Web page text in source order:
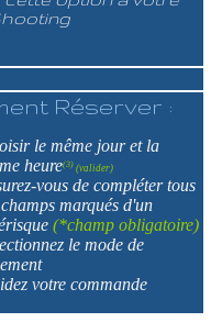
Réserver :
le même jour et la
heure(3) (valider)
vous de compléter tous
marqués d'un
(*champ obligatoire)
le mode de
votre commande